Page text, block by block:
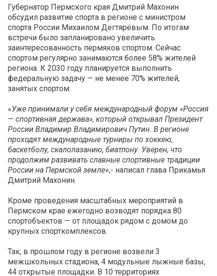
Губернатор Пермского края Дмитрий Махонин
обсудил развитие спорта в регионе с министром
спорта России Михаилом Дегтярёвым. По итогам
встречи было запланировано увеличить
заинтересованность пермяков спортом. Сейчас
спортом регулярно занимаются более 58% жителей
региона. К 2030 году планируется выполнить
федеральную задачу — не менее 70% жителей,
занятых спортом.
«Уже принимали у себя международный форум «Россия
— спортивная держава», который открывал Президент
России Владимир Владимирович Путин. В регионе
проходят международные турниры по хоккею,
баскетболу, скалолазанию, биатлону. Уверен, что
продолжим развивать славные спортивные традиции
России на Пермской земле»,- написал глава Прикамья
Дмитрий Махонин.
Кроме проведения масштабных мероприятий в
Пермском крае ежегодно возводят порядка 80
спортобъектов — от площадок рядом с домом до
крупных спорткомплексов.
Так, в прошлом году в регионе возвели 3
межшкольных стадиона, 4 модульные лыжные базы,
44 открытые площадки. В 10 территориях